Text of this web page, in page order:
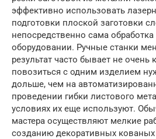
эффективно использовать
подготовки плоской заготовки
непосредственно сама
оборудовании. Ручные станки
результат часто бывает не очень
повозиться с одним изделием
дольше, чем на
проведении гибки листового
условиях их еще используют.
мастера осуществляют мелкие
созданию декоративных